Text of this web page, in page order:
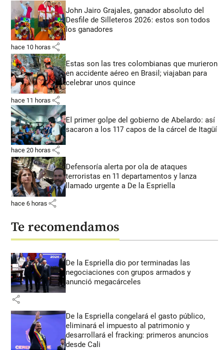
John Jairo Grajales, ganador absoluto del
Desfile de Silleteros 2026: estos son todos
los ganadores
hace 10 horas share
Estas son las tres colombianas que murieron
en accidente aéreo en Brasil; viajaban para
celebrar unos quince
hace 11 horas share
El primer golpe del gobierno de Abelardo: así
sacaron a los 117 capos de la cárcel de Itagüí
hace 20 horas share
Defensoría alerta por ola de ataques
terroristas en 11 departamentos y lanza
llamado urgente a De la Espriella
hace 6 horas share
Te recomendamos
De la Espriella dio por terminadas las
negociaciones con grupos armados y
anunció megacárceles
share
De la Espriella congelará el gasto público,
eliminará el impuesto al patrimonio y
desarrollará el fracking: primeros anuncios
desde Cali